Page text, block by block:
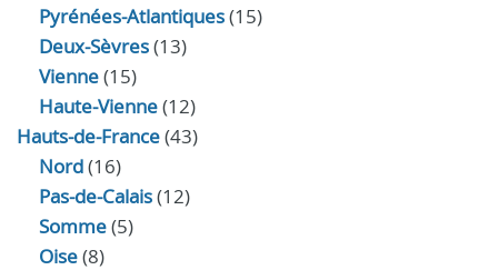
Pyrénées-Atlantiques(15)
Deux-Sèvres(13)
Vienne(15)
Haute-Vienne(12)
Hauts-de-France(43)
Nord(16)
Pas-de-Calais(12)
Somme(5)
Oise(8)